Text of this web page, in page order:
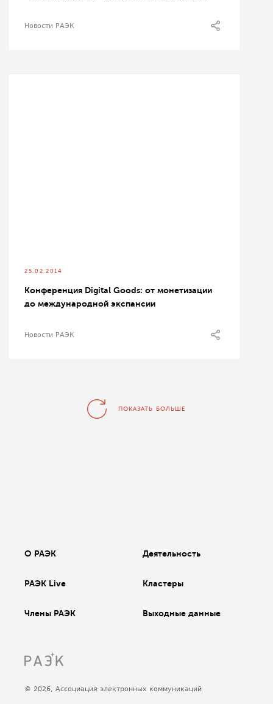
Новости РАЭК
25.02.2014
Конференция Digital Goods: от монетизации
до международной экспансии
Новости РАЭК
ПОКАЗАТЬ БОЛЬШЕ
О РАЭК Деятельность
РАЭК Live Кластеры
Члены РАЭК Выходные данные
© 2026, Ассоциация электронных коммуникаций